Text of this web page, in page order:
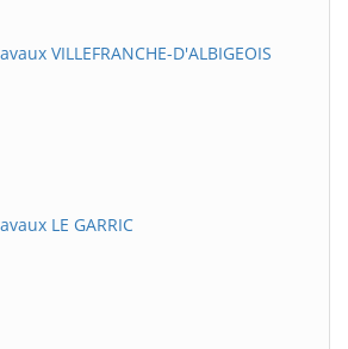
VILLEFRANCHE-D'ALBIGEOIS
LE GARRIC